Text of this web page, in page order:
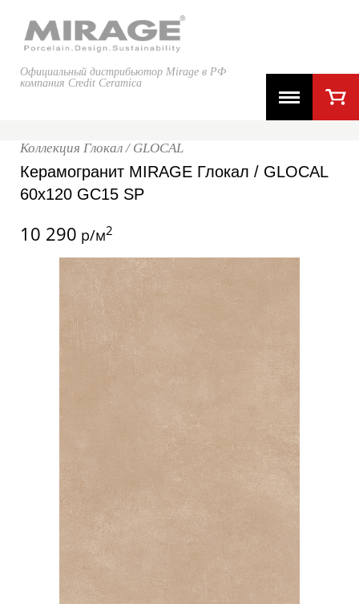
Официальный дистрибьютор Mirage в РФ
компания Credit Ceramica
Коллекция Глокал / GLOCAL
Керамогранит MIRAGE Глокал / GLOCAL
60x120 GC15 SP
10 290 р/м2